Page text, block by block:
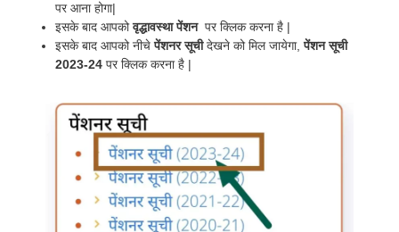
पर आना होगा|
इसके बाद आपकोवृद्धावस्था पेंशन पर क्लिक करना है |
इसके बाद आपको नीचेपेंशनर सूचीदेखने को मिल जायेगा,पेंशन सूची
2023-24 पर क्लिक करना है |